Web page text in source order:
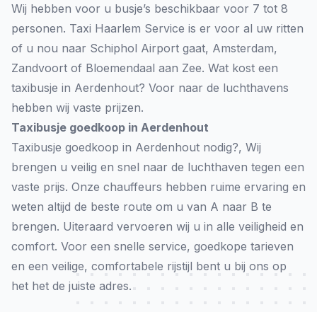
Wij hebben voor u busje’s beschikbaar voor 7 tot 8
personen. Taxi Haarlem Service is er voor al uw ritten
of u nou naar Schiphol Airport gaat, Amsterdam,
Zandvoort of Bloemendaal aan Zee. Wat kost een
taxibusje in Aerdenhout? Voor naar de luchthavens
hebben wij vaste prijzen.
Taxibusje goedkoop in Aerdenhout
Taxibusje goedkoop in Aerdenhout nodig?, Wij
brengen u veilig en snel naar de luchthaven tegen een
vaste prijs. Onze chauffeurs hebben ruime ervaring en
weten altijd de beste route om u van A naar B te
brengen. Uiteraard vervoeren wij u in alle veiligheid en
comfort. Voor een snelle service, goedkope tarieven
en een veilige, comfortabele rijstijl bent u bij ons op
het het de juiste adres.